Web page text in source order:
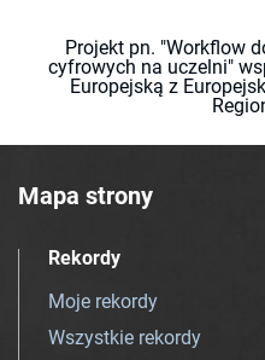
Projekt pn. "Workflow
cyfrowych na uczelni"
Europejską z
Mapa strony
Rekordy
Moje rekordy
Wszystkie rekordy